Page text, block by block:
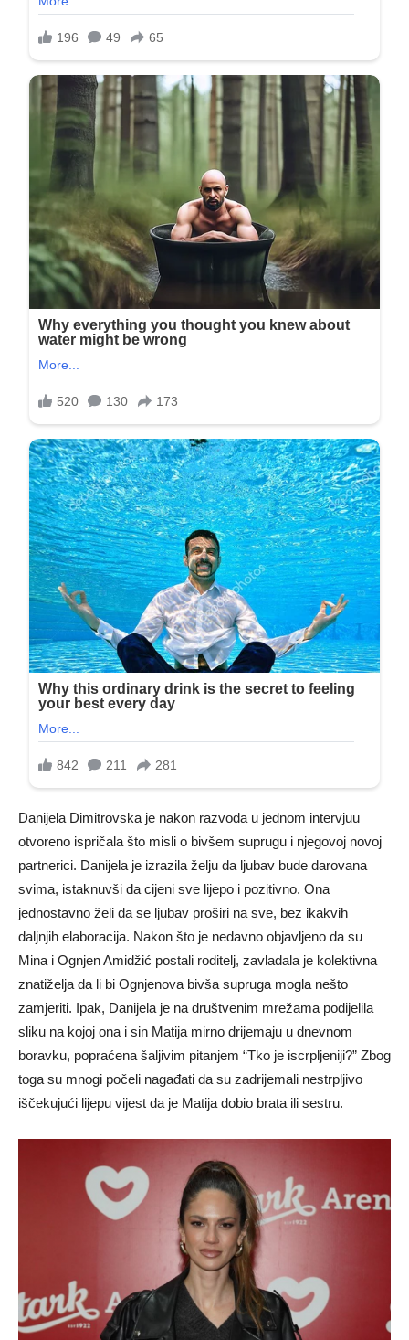
Danijela Dimitrovska je nakon razvoda u jednom intervjuu
otvoreno ispričala što misli o bivšem suprugu i njegovoj novoj
partnerici. Danijela je izrazila želju da ljubav bude darovana
svima, istaknuvši da cijeni sve lijepo i pozitivno. Ona
jednostavno želi da se ljubav proširi na sve, bez ikakvih
daljnjih elaboracija. Nakon što je nedavno objavljeno da su
Mina i Ognjen Amidžić postali roditelj, zavladala je kolektivna
znatiželja da li bi Ognjenova bivša supruga mogla nešto
zamjeriti. Ipak, Danijela je na društvenim mrežama podijelila
sliku na kojoj ona i sin Matija mirno drijemaju u dnevnom
boravku, popraćena šaljivim pitanjem “Tko je iscrpljeniji?” Zbog
toga su mnogi počeli nagađati da su zadrijemali nestrpljivo
iščekujući lijepu vijest da je Matija dobio brata ili sestru.